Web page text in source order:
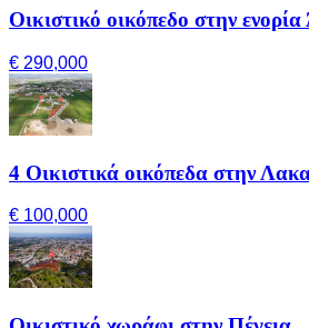
Οικιστικό οικόπεδο στην
€ 290,000
4 Οικιστικά οικόπεδα στην
€ 100,000